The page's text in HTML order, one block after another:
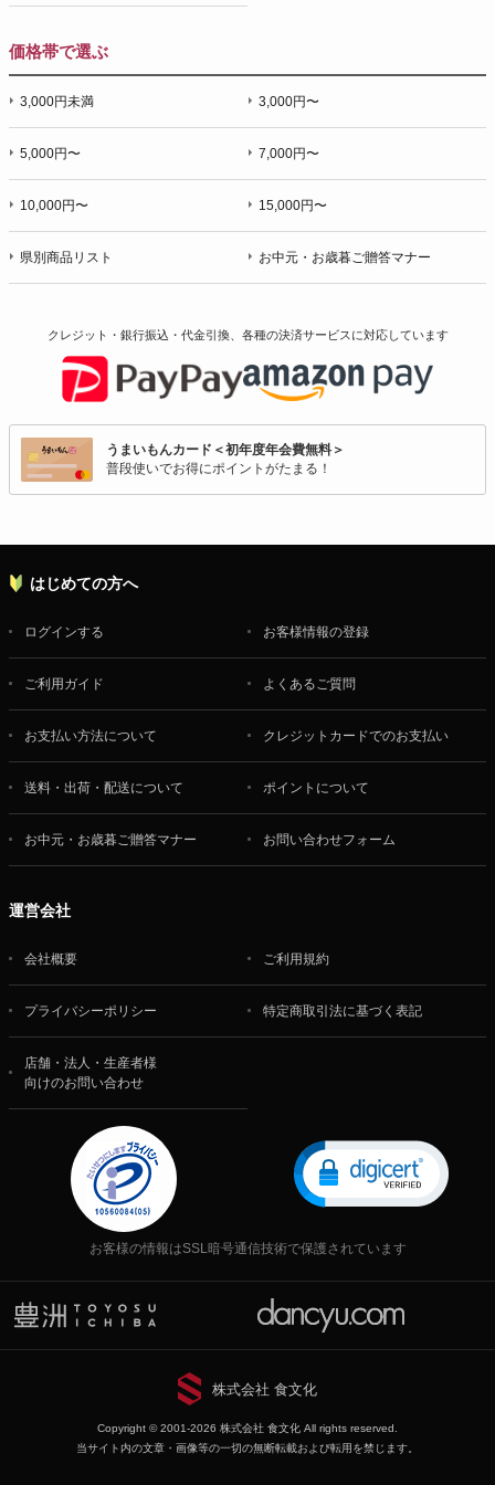
価格帯で選ぶ
3,000円未満 3,000円〜
5,000円〜 7,000円〜
10,000円〜 15,000円〜
県別商品リスト お中元・お歳暮ご贈答マナー
クレジット・銀行振込・代金引換、各種の決済サービスに対応しています
うまいもんカード＜初年度年会費無料＞
普段使いでお得にポイントがたまる！
はじめての方へ
ログインする お客様情報の登録
ご利用ガイド よくあるご質問
お支払い方法について クレジットカードでのお支払い
送料・出荷・配送について ポイントについて
お中元・お歳暮ご贈答マナー お問い合わせフォーム
運営会社
会社概要 ご利用規約
プライバシーポリシー 特定商取引法に基づく表記
店舗・法人・生産者様
向けのお問い合わせ
お客様の情報はSSL暗号通信技術で保護されています
株式会社 食文化
Copyright © 2001-2026 株式会社 食文化 All rights reserved.
当サイト内の文章・画像等の一切の無断転載および転用を禁じます。